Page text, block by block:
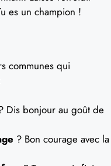
es un champion !
communes qui
Dis bonjour au goût de
? Bon courage avec la